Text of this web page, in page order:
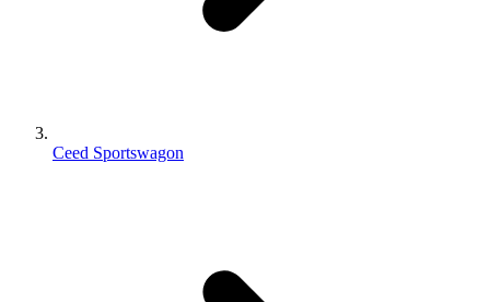
Ceed Sportswagon